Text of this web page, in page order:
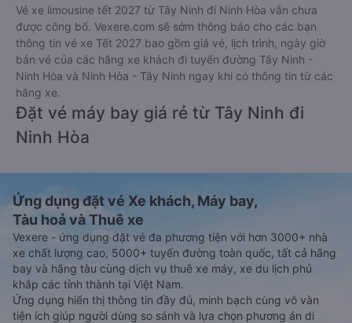
Vé xe limousine tết 2027 từ Tây Ninh đi Ninh Hòa vẫn chưa
được công bố. Vexere.com sẽ sớm thông báo cho các bạn
thông tin vé xe Tết 2027 bao gồm giá vé, lịch trình, ngày giờ
bán vé của các hãng xe khách đi tuyến đường Tây Ninh -
Ninh Hòa và Ninh Hòa - Tây Ninh ngay khi có thông tin từ các
hãng xe.
Đặt vé máy bay giá rẻ từ Tây Ninh đi
Ninh Hòa
Ứng dụng đặt vé Xe khách, Máy bay,
Tàu hoả và Thuê xe
Vexere - ứng dụng đặt vé đa phương tiện với hơn 3000+ nhà
xe chất lượng cao, 5000+ tuyến đường toàn quốc, tất cả hãng
bay và hãng tàu cùng dịch vụ thuê xe máy, xe du lịch phủ
khắp các tỉnh thành tại Việt Nam.
Ứng dụng hiển thị thông tin đầy đủ, minh bạch cùng vô vàn
tiện ích giúp người dùng so sánh và lựa chọn phương án di